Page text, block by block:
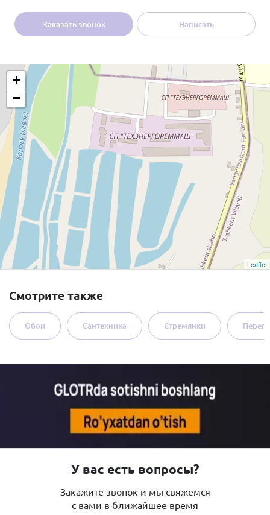
Заказать звонок Написать
+
−
Leaflet
Смотрите также
Обои Сантехника Стремянки
У вас есть вопросы?
Закажите звонок и мы свяжемся
с вами в ближайшее время